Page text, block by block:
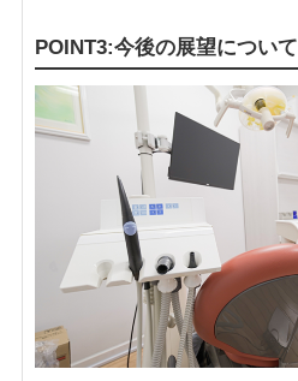
POINT3:今後の展望について